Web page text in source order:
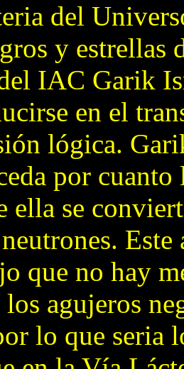
del
y estrellas
IAC Garik
en el
lógica.
por
ella se
que no hay
agujeros
lo que seria